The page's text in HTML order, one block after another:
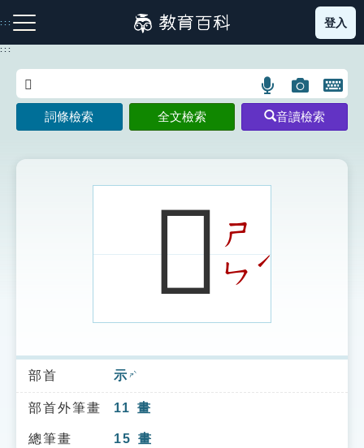
到
主
:::
注音索引圖示 筆畫索引圖示 部首索引表圖示
索引選單
知識索引
單字索引
登入
:::
語
言
搜
示
圖
片
搜
開
鍵
圖
詞條檢索 全文檢索 音讀檢索
𥛠ㄕ
ㄣˊ
部首 示 ㄕˋ
部首外筆畫 11 畫
總筆畫 15 畫